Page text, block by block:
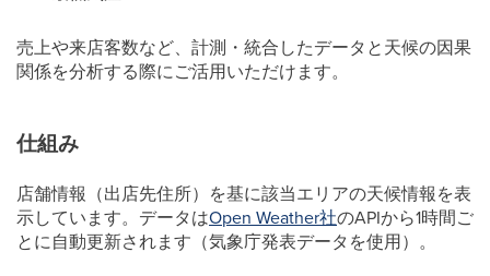
売上や来店客数など、計測・統合したデータと天候の因果
関係を分析する際にご活用いただけます。
仕組み
店舗情報（出店先住所）を基に該当エリアの天候情報を表
示しています。データはOpen Weather社のAPIから1時間ご
とに自動更新されます（気象庁発表データを使用）。